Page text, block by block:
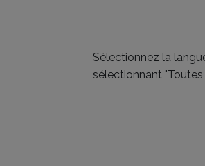
Sélectionnez la
sélectionnant "Toutes